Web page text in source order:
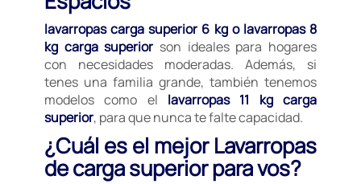
lavarropas carga superior 6 kg o lavarropas 8
kg carga superior son ideales para hogares
con necesidades moderadas. Además, si
tenes una familia grande, también tenemos
modelos como el lavarropas 11 kg carga
superior, para que nunca te falte capacidad.
¿Cuál es el mejor Lavarropas
de carga superior para vos?